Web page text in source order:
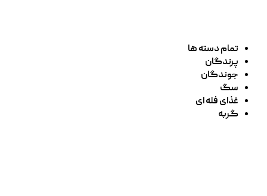
تمام دسته ها
پرندگان
جوندگان
سگ
غذای فله ای
گربه